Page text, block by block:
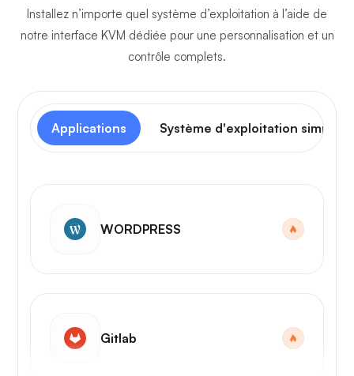
Installez n’importe quel système d’exploitation à l’aide de
notre interface KVM dédiée pour une personnalisation et un
contrôle complets.
Applications Système d'exploitation simple
WORDPRESS
Gitlab